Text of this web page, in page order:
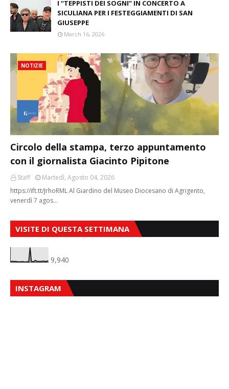
I “TEPPISTI DEI SOGNI” IN CONCERTO A
SICULIANA PER I FESTEGGIAMENTI DI SAN
GIUSEPPE
March 16, 2026
NOTIZIE
Circolo della stampa, terzo appuntamento
con il giornalista Giacinto Pipitone
Staff
Martedì, Agosto 04, 2026
https://ift.tt/JrhoRML Al Giardino del Museo Diocesano di Agrigento,
venerdì 7 agos…
VISITE DI QUESTA SETTIMANA
9,940
INSTAGRAM